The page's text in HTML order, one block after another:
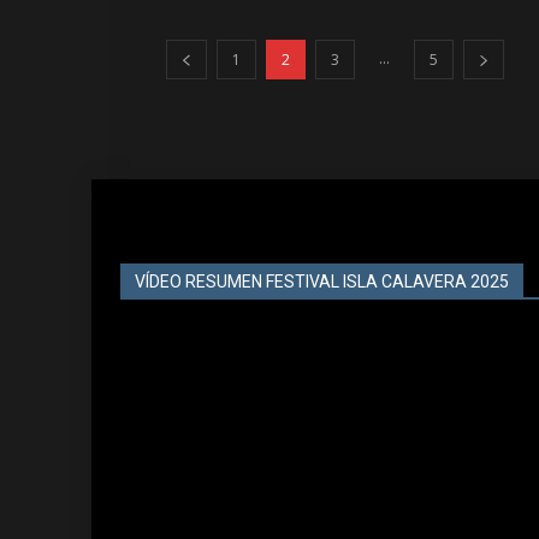
1 2 3 ... 5
VÍDEO RESUMEN FESTIVAL ISLA CALAVERA 2025